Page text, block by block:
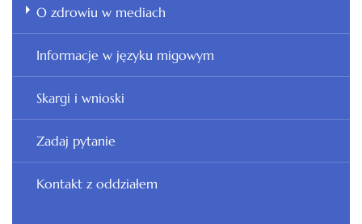
O zdrowiu w mediach
Informacje w języku migowym
Skargi i wnioski
Zadaj pytanie
Kontakt z oddziałem